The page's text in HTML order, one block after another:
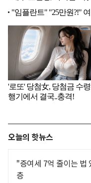
오늘의 핫뉴스
"증여세 7억 줄이는 법
층